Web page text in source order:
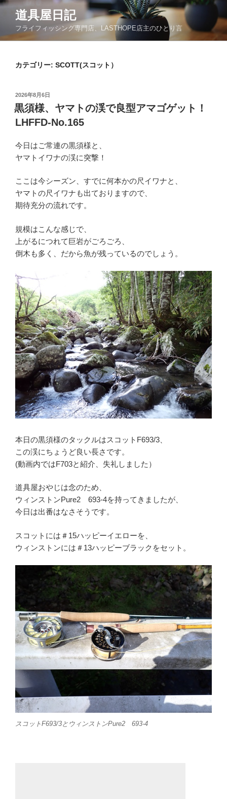
コ
ン
道具屋日記
フライフィッシング専門店、LASTHOPE店主のひとり言
カテゴリー: SCOTT(スコット）
投
稿
日:
2026年8月6日
黒須様、ヤマトの渓で良型アマゴゲット！
LHFFD-No.165
今日はご常連の黒須様と、
ヤマトイワナの渓に突撃！
ここは今シーズン、すでに何本かの尺イワナと、
ヤマトの尺イワナも出ておりますので、
期待充分の流れです。
規模はこんな感じで、
上がるにつれて巨岩がごろごろ、
倒木も多く、だから魚が残っているのでしょう。
本日の黒須様のタックルはスコットF693/3、
この渓にちょうど良い長さです。
(動画内ではF703と紹介、失礼しました）
道具屋おやじは念のため、
ウィンストンPure2 693-4を持ってきましたが、
今日は出番はなさそうです。
スコットには＃15ハッピーイエローを、
ウィンストンには＃13ハッピーブラックをセット。
スコットF693/3とウィンストンPure2 693-4